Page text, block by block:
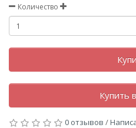
Количество
Купить
0 отзывов /